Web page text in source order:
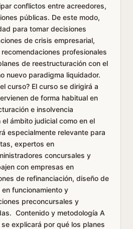
conflictos entre acreedores,
públicas. De este modo,
para tomar decisiones
de crisis empresarial,
profesionales
de reestructuración con el
nuevo paradigma liquidador.
curso? El curso se dirigirá a
de forma habitual en
e insolvencia
ámbito judicial como en el
especialmente relevante para
expertos en
concursales y
con empresas en
de refinanciación, diseño de
funcionamiento y
preconcursales y
Contenido y metodología A
explicará por qué los planes